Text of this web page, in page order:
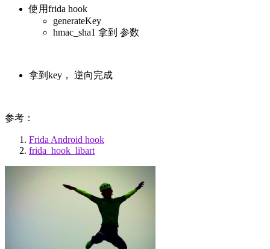
使用frida hook
generateKey
hmac_sha1 拿到 参数
拿到key， 逆向完成
参考：
Frida Android hook
frida_hook_libart